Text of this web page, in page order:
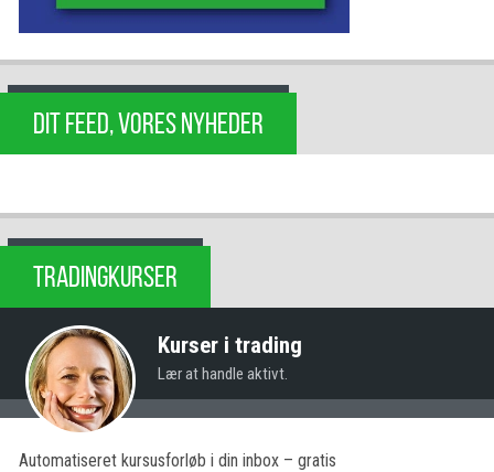
DIT FEED, VORES NYHEDER
TRADINGKURSER
Kurser i trading
Lær at handle aktivt.
Automatiseret kursusforløb i din inbox – gratis